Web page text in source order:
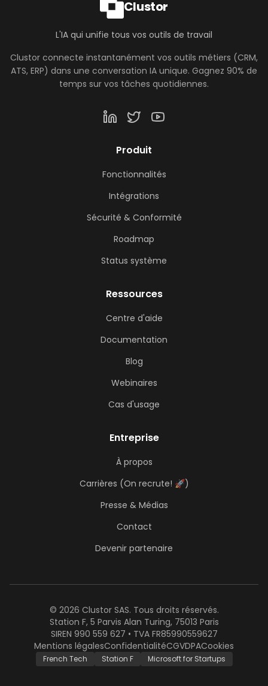
Clustor
L'IA qui unifie tous vos outils de travail
Clustor connecte instantanément vos outils métiers (CRM,
ATS, ERP) dans une conversation IA unique. Gagnez 90% de
temps sur vos tâches quotidiennes.
Produit
Fonctionnalités
Intégrations
Sécurité & Conformité
Roadmap
Status système
Ressources
Centre d'aide
Documentation
Blog
Webinaires
Cas d'usage
Entreprise
À propos
Carrières (On recrute! 🚀)
Presse & Médias
Contact
Devenir partenaire
© 2026 Clustor SAS. Tous droits réservés.
Station F, 5 Parvis Alan Turing, 75013 Paris
SIREN 990 559 627 • TVA FR85990559627
Mentions légalesConfidentialitéCGVDPACookies
French Tech Station F Microsoft for Startups